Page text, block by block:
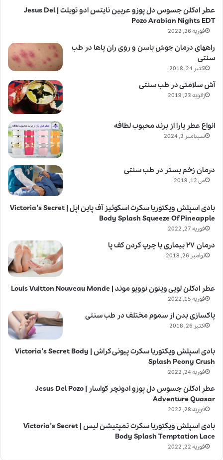
عطر ادکلن جسوس دل پوزو عربین نایتس ادو تویلت | Jesus Del
Pozo Arabian Nights EDT
فوریه 26, 2022
راههای درمان جوش باسن و روی ران پاها در طب
سنتی
اکتبر 24, 2018
آش سلامتی در طب سنتی
ژانویه 23, 2019
انواع عطر یارا از برند محبوب لطافه
سپتامبر 3, 2024
درمان زخم بستر در طب سنتی
می 12, 2019
بادی اسپلش ویکتوریا سکرت اسکوئیز آف پاین اپل | Victoria’s Secret
Body Splash Squeeze Of Pineapple
فوریه 27, 2022
درمان ۲۷ بیماری با چرپ کردن کف پا
نوامبر 26, 2018
عطر ادکلن لویی ویتون نوویو موند | Louis Vuitton Nouveau Monde
فوریه 15, 2022
پاکسازی بدن از سموم مختلف در طب سنتی
اکتبر 26, 2018
بادی اسپلش ویکتوریا سکرت پیونی کراش | Victoria’s Secret Body
Splash Peony Crush
فوریه 24, 2022
عطر ادکلن جسوس دل پوزو ادونچر کواسار | Jesus Del Pozo
Adventure Quasar
فوریه 28, 2022
بادی اسپلش ویکتوریا سکرت تمپتیشن لیس | Victoria’s Secret
Body Splash Temptation Lace
فوریه 22, 2022